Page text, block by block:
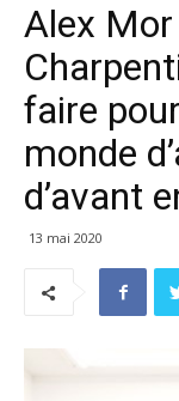
Alex
faire
monde
d’avant
13 mai 2020